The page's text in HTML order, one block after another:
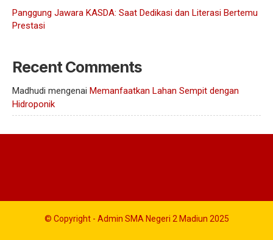
Panggung Jawara KASDA: Saat Dedikasi dan Literasi Bertemu
Prestasi
Recent Comments
Madhudi mengenai Memanfaatkan Lahan Sempit dengan
Hidroponik
© Copyright - Admin SMA Negeri 2 Madiun 2025